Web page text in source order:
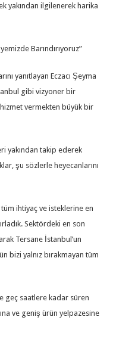
yakından ilgilenerek harika
Barındırıyoruz”
yanıtlayan Eczacı Şeyma
gibi vizyoner bir
vermekten büyük bir
yakından takip ederek
şu sözlerle heyecanlarını
ihtiyaç ve isteklerine en
Sektördeki en son
Tersane İstanbul’un
bizi yalnız bırakmayan tüm
geç saatlere kadar süren
ve geniş ürün yelpazesine